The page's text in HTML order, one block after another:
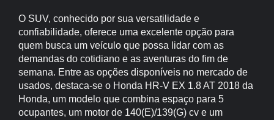
O SUV, conhecido por sua versatilidade e
confiabilidade, oferece uma excelente opção para
quem busca um veículo que possa lidar com as
demandas do cotidiano e as aventuras do fim de
semana. Entre as opções disponíveis no mercado de
usados, destaca-se o Honda HR-V EX 1.8 AT 2018 da
Honda, um modelo que combina espaço para 5
ocupantes, um motor de 140(E)/139(G) cv e um